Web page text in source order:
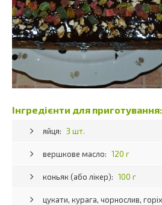
Інгредієнти для приготування:
яйця: 3 шт.
вершкове масло: 120 г
коньяк (або лікер): 100 г
цукати, курага, чорнослив,